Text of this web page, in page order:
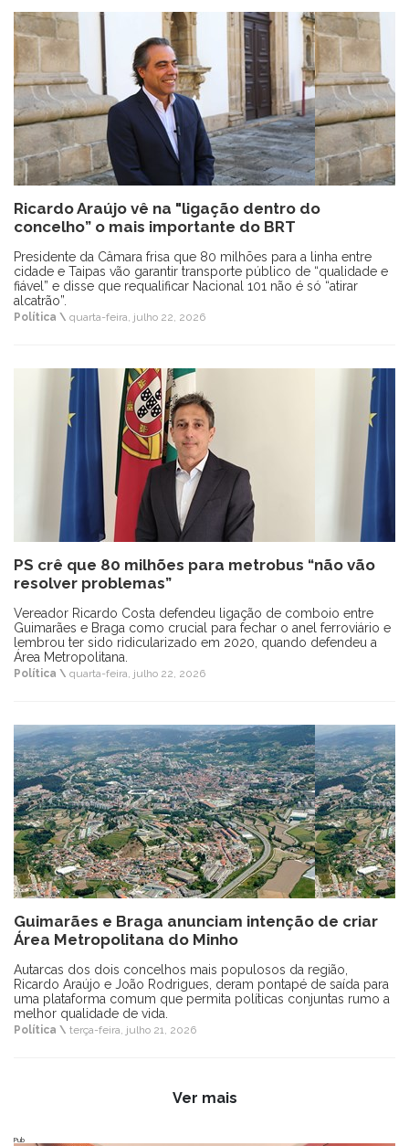
Ricardo Araújo vê na "ligação dentro do
concelho” o mais importante do BRT
Presidente da Câmara frisa que 80 milhões para a linha entre
cidade e Taipas vão garantir transporte público de “qualidade e
fiável” e disse que requalificar Nacional 101 não é só “atirar
alcatrão”.
Política \ quarta-feira, julho 22, 2026
PS crê que 80 milhões para metrobus “não vão
resolver problemas”
Vereador Ricardo Costa defendeu ligação de comboio entre
Guimarães e Braga como crucial para fechar o anel ferroviário e
lembrou ter sido ridicularizado em 2020, quando defendeu a
Área Metropolitana.
Política \ quarta-feira, julho 22, 2026
Guimarães e Braga anunciam intenção de criar
Área Metropolitana do Minho
Autarcas dos dois concelhos mais populosos da região,
Ricardo Araújo e João Rodrigues, deram pontapé de saída para
uma plataforma comum que permita políticas conjuntas rumo a
melhor qualidade de vida.
Política \ terça-feira, julho 21, 2026
Ver mais
Pub